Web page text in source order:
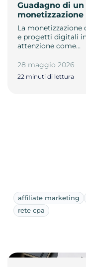
Guadagno di
monetizzazione
La monetizzazione
e progetti digitali
attenzione come…
28 maggio 2026
22 minuti di lettura
affiliate marketing
rete cpa